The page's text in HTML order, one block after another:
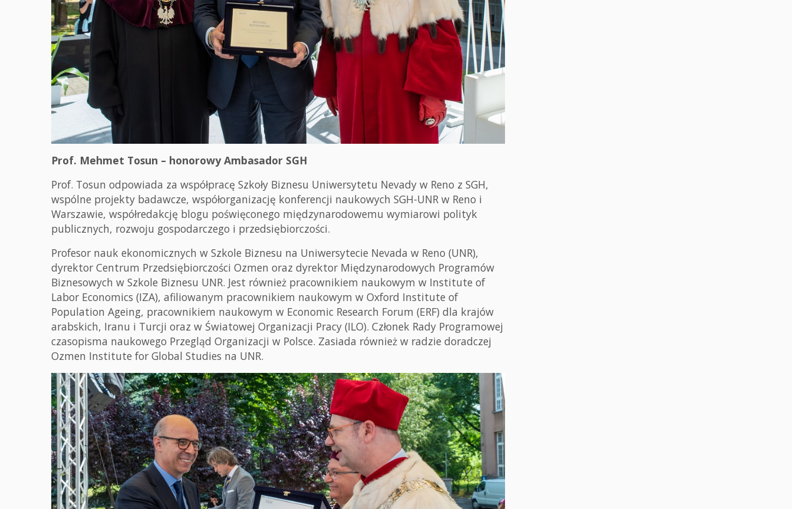
Prof. Mehmet Tosun – honorowy Ambasador SGH
Prof. Tosun odpowiada za współpracę Szkoły Biznesu Uniwersytetu Nevady w Reno z SGH,
wspólne projekty badawcze, współorganizację konferencji naukowych SGH-UNR w Reno i
Warszawie, współredakcję blogu poświęconego międzynarodowemu wymiarowi polityk
publicznych, rozwoju gospodarczego i przedsiębiorczości.
Profesor nauk ekonomicznych w Szkole Biznesu na Uniwersytecie Nevada w Reno (UNR),
dyrektor Centrum Przedsiębiorczości Ozmen oraz dyrektor Międzynarodowych Programów
Biznesowych w Szkole Biznesu UNR. Jest również pracownikiem naukowym w Institute of
Labor Economics (IZA), afiliowanym pracownikiem naukowym w Oxford Institute of
Population Ageing, pracownikiem naukowym w Economic Research Forum (ERF) dla krajów
arabskich, Iranu i Turcji oraz w Światowej Organizacji Pracy (ILO). Członek Rady Programowej
czasopisma naukowego Przegląd Organizacji w Polsce. Zasiada również w radzie doradczej
Ozmen Institute for Global Studies na UNR.